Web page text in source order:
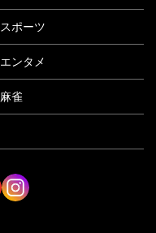
スポーツ
エンタメ
麻雀